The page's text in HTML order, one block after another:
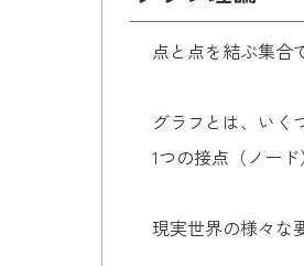
点と点を結ぶ集合
グラフとは、いく
1つの接点（ノー
現実世界の様々な